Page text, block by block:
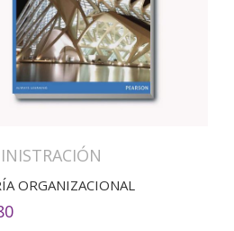
ORGANIZACIONAL